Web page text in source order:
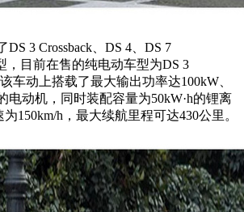
3 Crossback、DS 4、DS 7
，目前在售的纯电动车型为DS 3
该车动上搭载了最大输出功率达100kW、
电动机，同时装配容量为50kW·h的锂离
150km/h，最大续航里程可达430公里。